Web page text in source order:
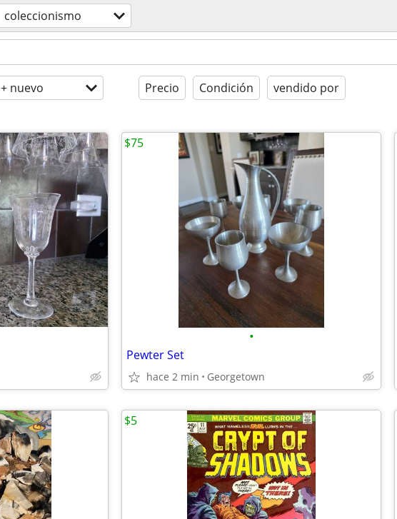
coleccionismo
+ nuevo Precio Condición vendido por
•
Pewter Set
hace 2 min Georgetown
$75
$5